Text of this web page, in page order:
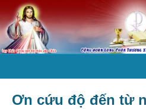
Ơn cứu độ đến từ